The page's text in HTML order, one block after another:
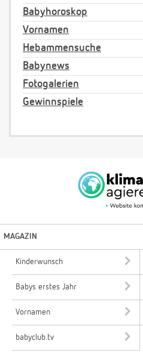
Babyhoroskop
Vornamen
Hebammensuche
Babynews
Fotogalerien
Gewinnspiele
MAGAZIN
Kinderwunsch
Babys erstes Jahr
Vornamen
babyclub.tv